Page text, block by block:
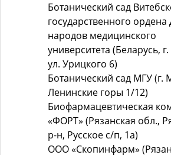
Ботанический сад
государственного
народов медицинского
университета (Беларусь,
ул. Урицкого 6)
Ботанический сад МГУ (г.
Ленинские горы 1/12)
Биофармацевтическая
«ФОРТ» (Рязанская обл.,
р-н, Русское с/п, 1а)
ООО «Скопинфарм»